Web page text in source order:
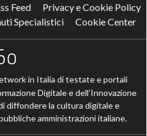
Feed
Privacy e Cookie Policy
Specialistici
Cookie Center
in Italia di testate e portali
Digitale e dell’Innovazione
diffondere la cultura digitale e
amministrazioni italiane.